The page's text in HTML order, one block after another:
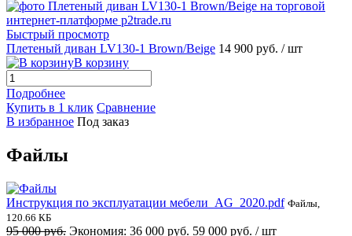
Быстрый просмотр
Плетеный диван LV130-1 Brown/Beige 14 900 руб. / шт
В корзину
Подробнее
Купить в 1 клик Сравнение
В избранное Под заказ
Файлы
Инструкция по эксплуатации мебели_AG_2020.pdf Файлы,
120.66 КБ
95 000 руб. Экономия: 36 000 руб. 59 000 руб. / шт